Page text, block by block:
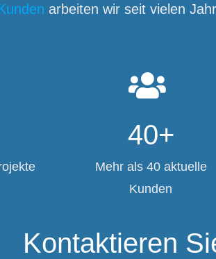
arbeiten wir seit vielen
40+
Mehr als 40 aktuelle
Kunden
Kontaktieren